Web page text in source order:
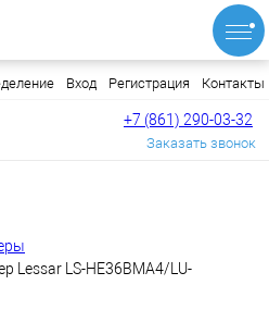
Вход Регистрация Контакты
+7 (861) 290-03-32
Заказать звонок
Lessar LS-HE36BMA4/LU-